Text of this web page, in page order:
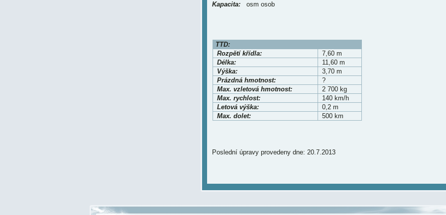
Kapacita:osm osob
TTD:
Rozpětí křídla:
7,60 m
Délka:
11,60 m
Výška:
3,70 m
Prázdná hmotnost:
?
Max. vzletová hmotnost:
2 700 kg
Max. rychlost:
140 km/h
Letová výška:
0,2 m
Max. dolet:
500 km
Poslední úpravy provedeny dne: 20.7.2013